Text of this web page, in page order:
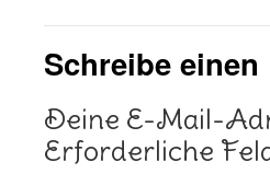
Schreibe
Deine E-Mail-
Erforderliche